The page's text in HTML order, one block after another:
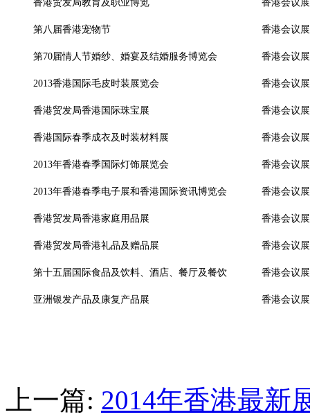
香港贸发局教育及职业博览 香港会议
第八届香港宠物节 香港会议
第70届情人节婚纱、婚宴及结婚服务博览会 香港会议
2013香港国际毛皮时装展览会 香港会议
香港贸发局香港国际珠宝展 香港会议
香港国际春季成衣及时装材料展 香港会议
2013年香港春季国际灯饰展览会 香港会议
2013年香港春季电子展和香港国际资讯博览会 香港会议
香港贸发局香港家庭用品展 香港会议
香港贸发局香港礼品及赠品展 香港会议
第十五届国际食品及饮料、酒店、餐厅及餐饮 香港会议
亚洲银发产品及康复产品展 香港会议
上一篇: 2014年香港最新